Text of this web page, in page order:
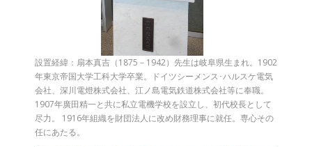
設置経緯：扇本真吉（1875－1942）先生は岐阜県生まれ。1902
年東京帝国大学工科大学卒業。ドイツシーメンス･ハルスケ電気
会社、深川電燈株式会社、江ノ島電気鉄道株式会社等に奉職。
1907年廣田精一と共に私立電機学校を設立し、初代校長として
尽力。 1916年組織を財団法人に改め財務理事に就任。専心その
任にあたる。